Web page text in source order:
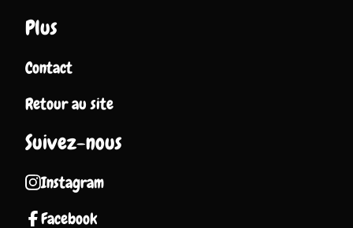
Plus
Contact
Retour au site
Suivez-nous
Instagram
Facebook